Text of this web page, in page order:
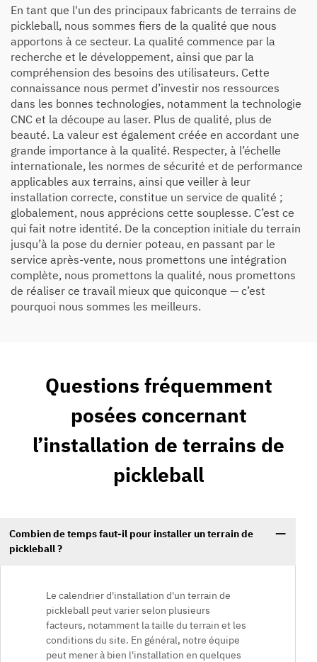
En tant que l'un des principaux fabricants de terrains de
pickleball, nous sommes fiers de la qualité que nous
apportons à ce secteur. La qualité commence par la
recherche et le développement, ainsi que par la
compréhension des besoins des utilisateurs. Cette
connaissance nous permet d’investir nos ressources
dans les bonnes technologies, notamment la technologie
CNC et la découpe au laser. Plus de qualité, plus de
beauté. La valeur est également créée en accordant une
grande importance à la qualité. Respecter, à l’échelle
internationale, les normes de sécurité et de performance
applicables aux terrains, ainsi que veiller à leur
installation correcte, constitue un service de qualité ;
globalement, nous apprécions cette souplesse. C’est ce
qui fait notre identité. De la conception initiale du terrain
jusqu’à la pose du dernier poteau, en passant par le
service après-vente, nous promettons une intégration
complète, nous promettons la qualité, nous promettons
de réaliser ce travail mieux que quiconque — c’est
pourquoi nous sommes les meilleurs.
Questions fréquemment
posées concernant
l’installation de terrains de
pickleball
Combien de temps faut-il pour installer un terrain de
pickleball ?
Le calendrier d'installation d'un terrain de
pickleball peut varier selon plusieurs
facteurs, notamment la taille du terrain et les
conditions du site. En général, notre équipe
peut mener à bien l'installation en quelques